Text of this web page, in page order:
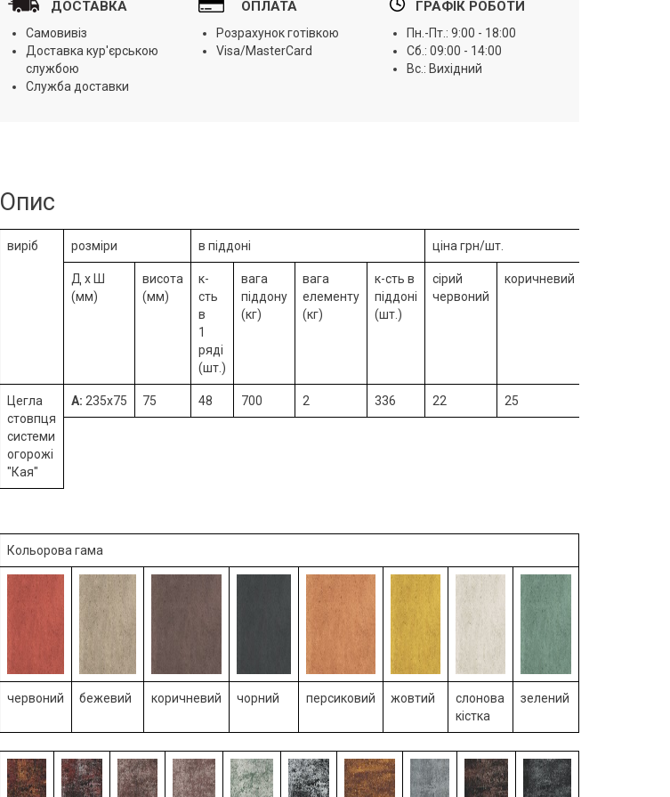
ДОСТАВКА
Самовивіз
Доставка кур'єрською
службою
Служба доставки
ОПЛАТА
Розрахунок готівкою
Visa/MasterCard
ГРАФІК РОБОТИ
Пн.-Пт.: 9:00 - 18:00
Сб.: 09:00 - 14:00
Вс.: Вихідний
Опис
виріб розміри в піддоні ціна грн/шт.
Д х Ш
(мм)
висота
(мм)
к-
сть
в
1
ряді
(шт.)
вага
піддону
(кг)
вага
елементу
(кг)
к-сть в
піддоні
(шт.)
сірий
червоний
коричневий
Цегла
стовпця
cистеми
огорожі
"Кая"
А: 235x75 75 48 700 2 336 22 25
Кольорова гама
червоний бежевий коричневий чорний персиковий жовтий
слонова
кістка
зелений